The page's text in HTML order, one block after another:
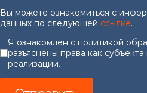
Вы можете ознакомиться с
данных по следующей ссылке.
Согласие на
Я ознакомлен с политикой
разъяснены права как
реализации.